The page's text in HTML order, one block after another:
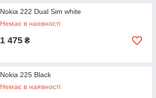
Nokia 222 Dual Sim white
Немає в наявності
1 475 ₴
Nokia 225 Black
Немає в наявності